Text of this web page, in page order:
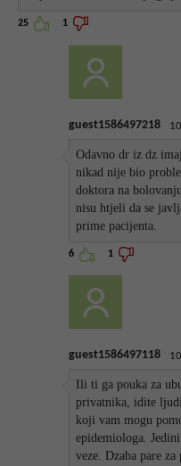
25 1
guest1586497218
Odavno dr iz dz
nikad nije bio
doktora na
nisu htjeli da se
prime pacijenta.
6 1
guest1586497118
Ili ti ga pouka za
privatnika, idite
koji vam mogu
epidemiologa.
veze. Dzaba pare